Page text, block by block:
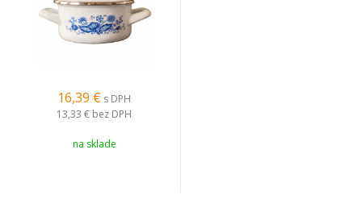
16,39 € s DPH
13,33 € bez DPH
na sklade